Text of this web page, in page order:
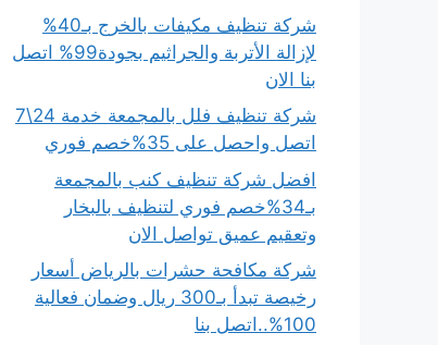
شركة تنظيف مكيفات بالخرج بـ40%
لإزالة الأتربة والجراثيم بجودة99% اتصل
بنا الان
شركة تنظيف فلل بالمجمعة خدمة 24\7
اتصل واحصل على 35%خصم فوري
افضل شركة تنظيف كنب بالمجمعة
بـ34%خصم فوري لتنظيف بالبخار
وتعقيم عميق تواصل الان
شركة مكافحة حشرات بالرياض أسعار
رخيصة تبدأ بـ300 ريال وضمان فعالية
100%..اتصل بنا